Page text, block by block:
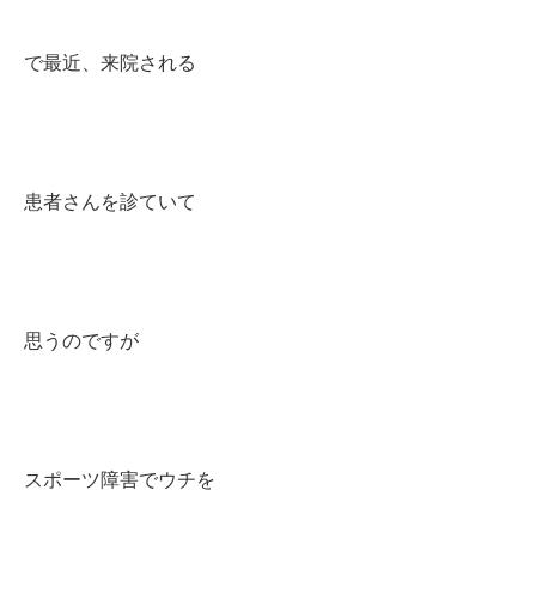
で最近、来院される
患者さんを診ていて
思うのですが
スポーツ障害でウチを